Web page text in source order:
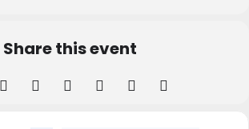
Share this event